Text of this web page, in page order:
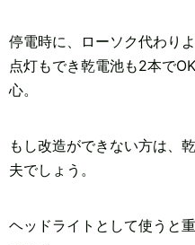
停電時に、ローソク代わり
点灯もでき乾電池も2本で
心。
もし改造ができない方は、
夫でしょう。
ヘッドライトとして使うと